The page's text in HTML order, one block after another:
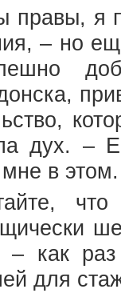
правы, я
– но
дух. –
в
– как
для